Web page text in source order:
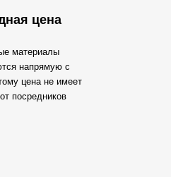
цена
материалы
напрямую с
цена не имеет
посредников